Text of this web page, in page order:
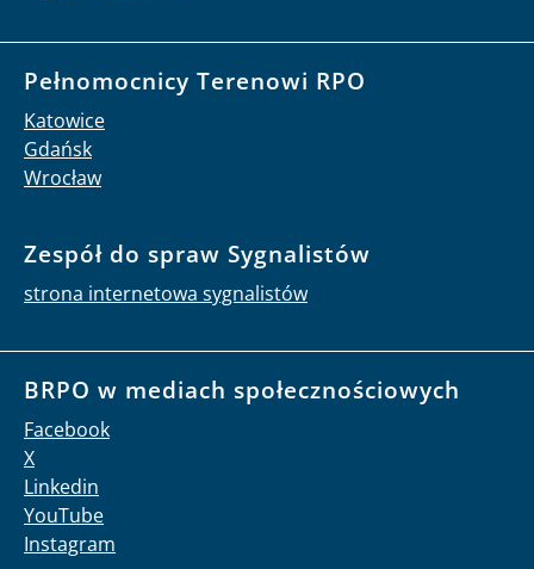
Pełnomocnicy Terenowi RPO
Katowice
Gdańsk
Wrocław
Zespół do spraw Sygnalistów
strona internetowa sygnalistów
BRPO w mediach społecznościowych
Facebook
X
Linkedin
YouTube
Instagram